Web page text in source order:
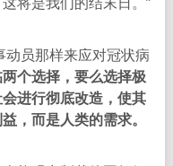
员那样来应对冠状病
个选择，要么选择极
进行彻底改造，使其
，而是人类的需求。